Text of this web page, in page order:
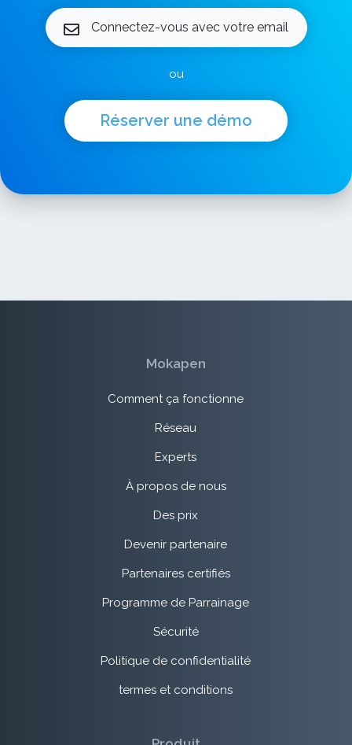
Connectez-vous avec votre email
ou
Réserver une démo
Mokapen
Comment ça fonctionne
Réseau
Experts
À propos de nous
Des prix
Devenir partenaire
Partenaires certifiés
Programme de Parrainage
Sécurité
Politique de confidentialité
termes et conditions